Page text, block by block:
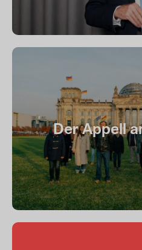
Der Appell